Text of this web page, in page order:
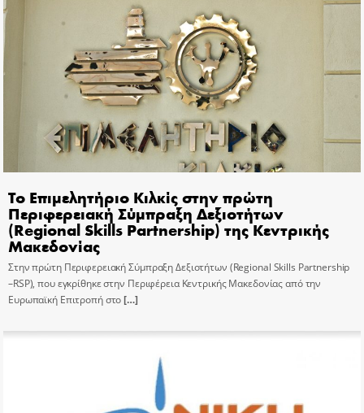
Το Επιμελητήριο Κιλκίς στην πρώτη
Περιφερειακή Σύμπραξη Δεξιοτήτων
(Regional Skills Partnership) της Κεντρικής
Μακεδονίας
Στην πρώτη Περιφερειακή Σύμπραξη Δεξιοτήτων (Regional Skills Partnership
–RSP), που εγκρίθηκε στην Περιφέρεια Κεντρικής Μακεδονίας από την
Ευρωπαϊκή Επιτροπή στο[…]